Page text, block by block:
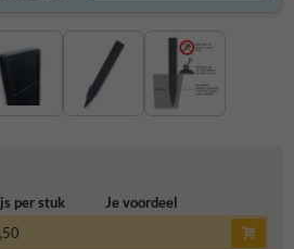
per stuk
Je voordeel